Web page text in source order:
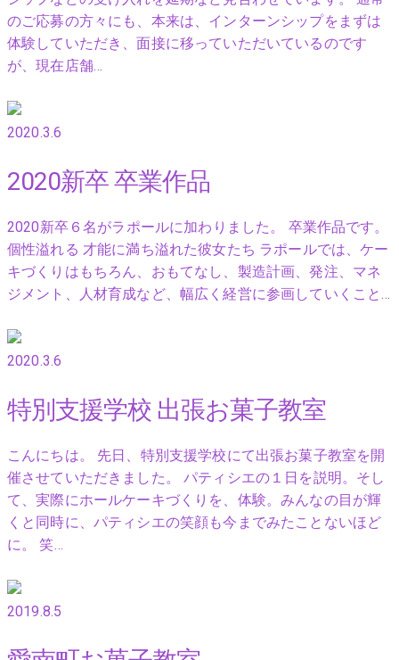
のご応募の方々にも、本来は、インターンシップをまずは
体験していただき、面接に移っていただいているのです
が、現在店舗…
2020.3.6
2020新卒 卒業作品
2020新卒６名がラポールに加わりました。 卒業作品です。
個性溢れる 才能に満ち溢れた彼女たち ラポールでは、ケー
キづくりはもちろん、おもてなし、製造計画、発注、マネ
ジメント、人材育成など、幅広く経営に参画していくこと…
2020.3.6
特別支援学校 出張お菓子教室
こんにちは。 先日、特別支援学校にて出張お菓子教室を開
催させていただきました。 パティシエの１日を説明。そし
て、実際にホールケーキづくりを、体験。みんなの目が輝
くと同時に、パティシエの笑顔も今までみたことないほど
に。 笑…
2019.8.5